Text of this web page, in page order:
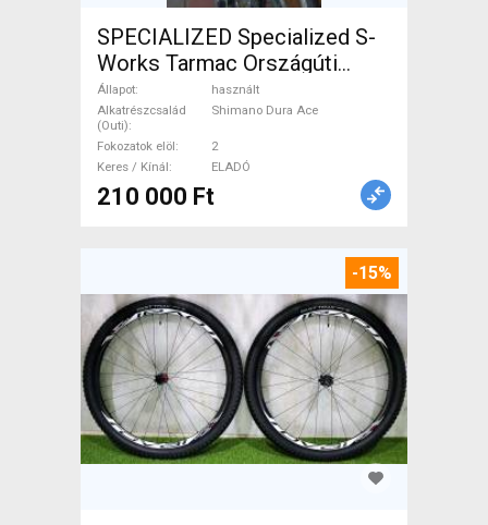
SPECIALIZED Specialized S-
Works Tarmac Országúti
Shimano Dura Ace patkófék
használt ELADÓ
Állapot
használt
Alkatrészcsalád
(Outi)
Shimano Dura Ace
Fokozatok elöl
2
Keres / Kínál
ELADÓ
210 000 Ft
-15%